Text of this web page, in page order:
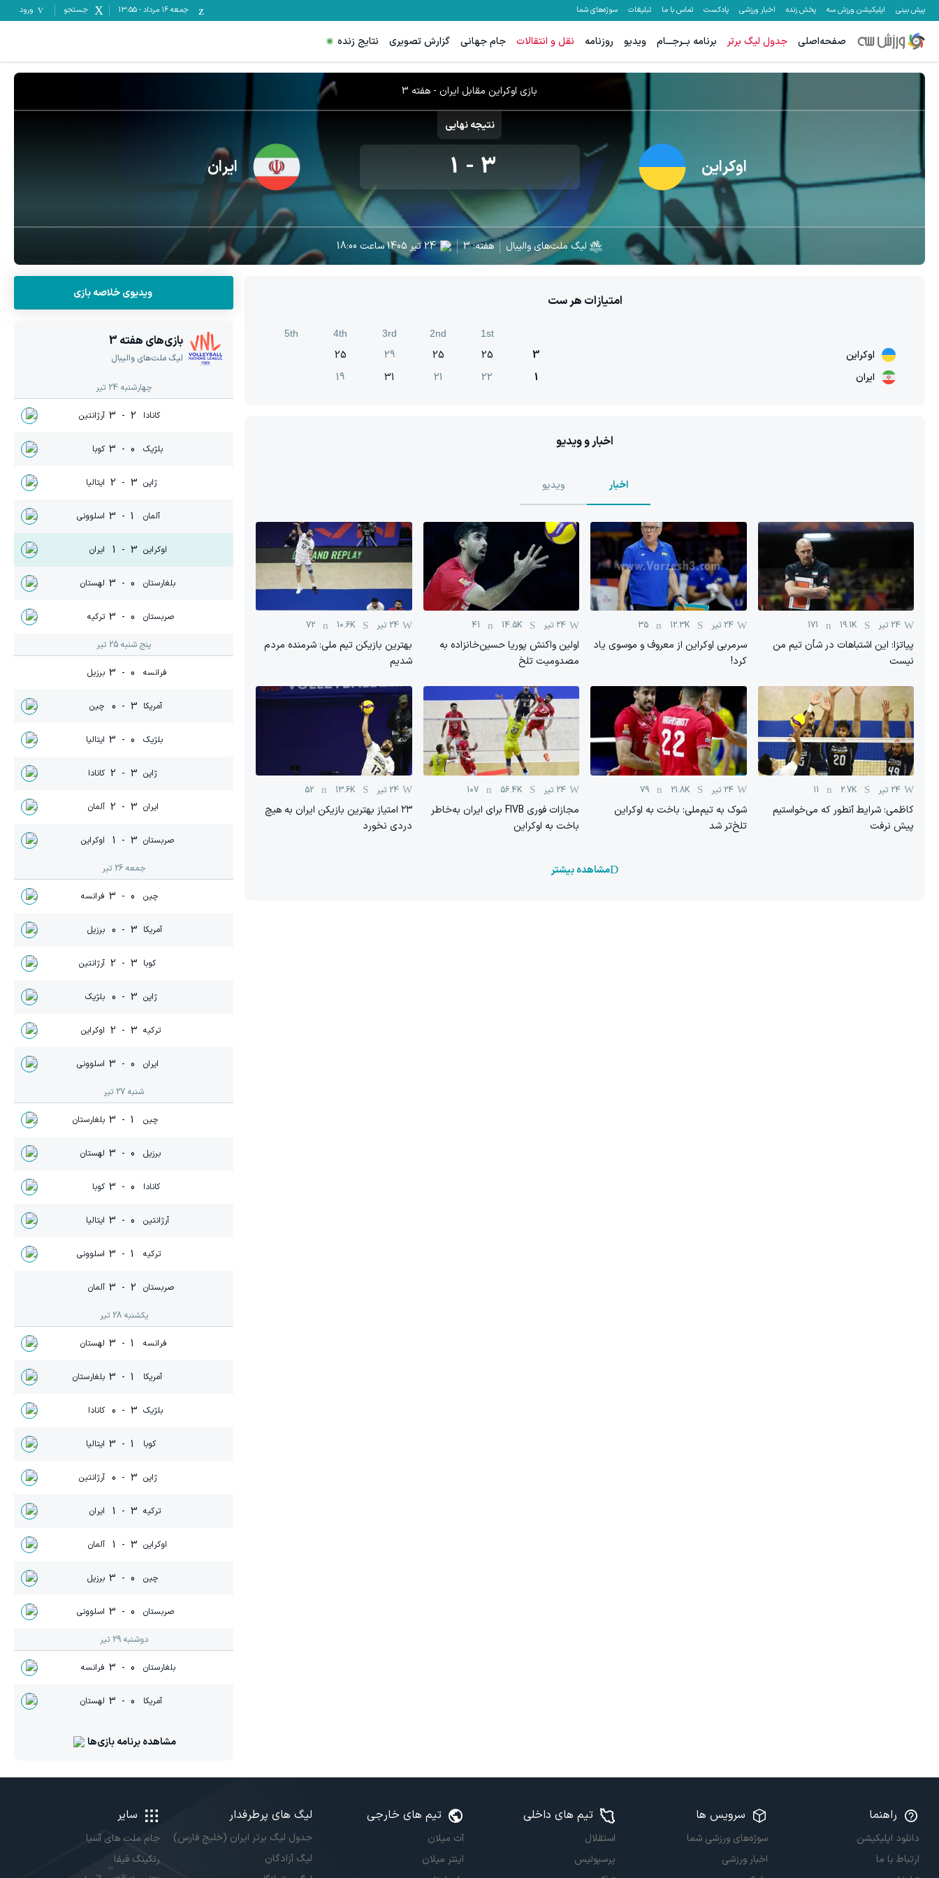
پیش بینی اپلیکیشن ورزش سه پخش زنده اخبار ورزشی پادکست تماس با ما تبلیغات سوژه‌های شما جمعه ۱۶ مرداد -
13:55 جستجو ورود
صفحه‌اصلی جدول لیگ برتر برنامه بــرجـــام ویدیو روزنامه نقل و انتقالات جام جهانی گزارش تصویری نتایج زنده
بازی اوکراین مقابل ایران - هفته 3
نتیجه نهایی
اوکراین 3
-
1 ایران
لیگ ملت‌های والیبال هفته:3 24 تیر 1405 ساعت 18:00
امتیازات هر ست
1st
2nd
3rd
4th
5th
اوکراین 3
25
25
29
25
ایران
1
22
21
31
19
اخبار و ویدیو
اخبار ویدیو
24 تیر 19.1K
171
پیاتزا: این اشتباهات در شأن تیم من
نیست
24 تیر 12.3K
35
سرمربی اوکراین از معروف و موسوی یاد
کرد!
24 تیر 14.5K
41
اولین واکنش پوریا حسین‌خانزاده به
مصدومیت تلخ
24 تیر 10.6K
72
بهترین بازیکن تیم ملی: شرمنده مردم
شدیم
24 تیر 2.7K
11
کاظمی: شرایط آنطور که می‌خواستیم
پیش نرفت
24 تیر 21.8K
79
شوک به تیم‌ملی: باخت به اوکراین
تلخ‌تر شد
24 تیر 56.4K
107
مجازات فوری FIVB برای ایران به‌خاطر
باخت به اوکراین
24 تیر 13.6K
52
۲۳ امتیاز بهترین بازیکن ایران به هیچ
دردی نخورد
مشاهده بیشتر
ویدیوی خلاصه بازی
بازی‌های هفته 3
لیگ ملت‌های والیبال
چهارشنبه 24 تیر
کانادا 2
-
3 آرژانتین
بلژیک 0
-
3 کوبا
ژاپن 3
-
2 ایتالیا
آلمان 1
-
3 اسلوونی
اوکراین 3
-
1 ایران
بلغارستان 0
-
3 لهستان
صربستان 0
-
3 ترکیه
پنج شنبه 25 تیر
فرانسه 0
-
3 برزیل
آمریکا 3
-
0 چین
بلژیک 0
-
3 ایتالیا
ژاپن 3
-
2 کانادا
ایران 3
-
2 آلمان
صربستان 3
-
1 اوکراین
جمعه 26 تیر
چین 0
-
3 فرانسه
آمریکا 3
-
0 برزیل
کوبا 3
-
2 آرژانتین
ژاپن 3
-
0 بلژیک
ترکیه 3
-
2 اوکراین
ایران 0
-
3 اسلوونی
شنبه 27 تیر
چین 1
-
3 بلغارستان
برزیل 0
-
3 لهستان
کانادا 0
-
3 کوبا
آرژانتین 0
-
3 ایتالیا
ترکیه 1
-
3 اسلوونی
صربستان 2
-
3 آلمان
یکشنبه 28 تیر
فرانسه 1
-
3 لهستان
آمریکا 1
-
3 بلغارستان
بلژیک 3
-
0 کانادا
کوبا 1
-
3 ایتالیا
ژاپن 3
-
0 آرژانتین
ترکیه 3
-
1 ایران
اوکراین 3
-
1 آلمان
چین 0
-
3 برزیل
صربستان 0
-
3 اسلوونی
دوشنبه 29 تیر
بلغارستان 0
-
3 فرانسه
آمریکا 0
-
3 لهستان
مشاهده برنامه بازی‌ها
راهنما
دانلود اپلیکیشن
ارتباط با ما
سرویس ها
سوژه‌های ورزشی شما
اخبار ورزشی
تیم های داخلی
استقلال
پرسپولیس
تیم های خارجی
آث میلان
اینتر میلان
لیگ های پرطرفدار
جدول لیگ برتر ایران (خلیج فارس)
لیگ آزادگان
سایر
جام ملت های آسیا
رنکینگ فیفا